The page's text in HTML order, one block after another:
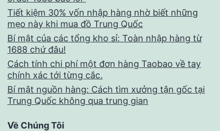
Tiết kiệm 30% vốn nhập hàng nhờ biết những
mẹo này khi mua đồ Trung Quốc
Bí mật của các tổng kho sỉ: Toàn nhập hàng từ
1688 chứ đâu!
Cách tính chi phí một đơn hàng Taobao về tay
chính xác tới từng cắc.
Bí mật nguồn hàng: Cách tìm xưởng tận gốc tại
Trung Quốc không qua trung gian
Về Chúng Tôi